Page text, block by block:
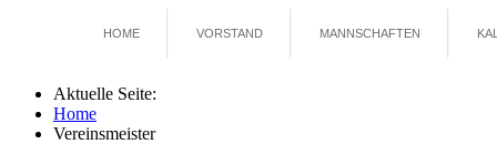
HOME VORSTAND MANNSCHAFTEN
Aktuelle Seite:
Home
Vereinsmeister